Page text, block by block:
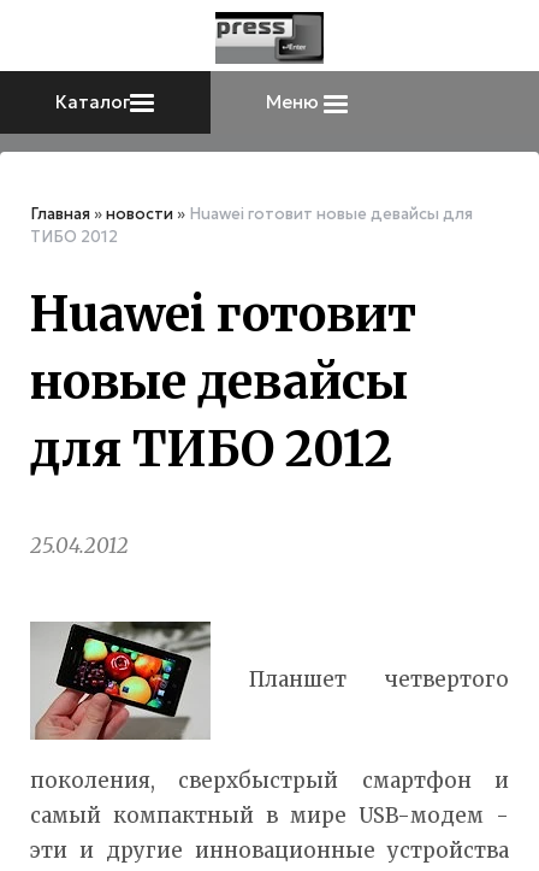
Каталог Меню
Главная »новости » Huawei готовит новые девайсы для
ТИБО 2012
Huawei готовит
новые девайсы
для ТИБО 2012
25.04.2012
Планшет четвертого
поколения, сверхбыстрый смартфон и
самый компактный в мире USB-модем -
эти и другие инновационные устройства